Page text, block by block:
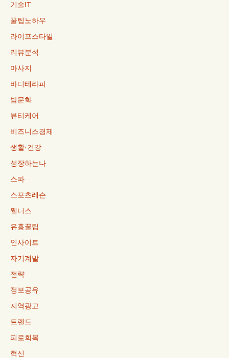
기술IT
꿀팁노하우
라이프스타일
리뷰분석
마사지
바디테라피
밤문화
뷰티케어
비즈니스경제
생활·건강
성장하는나
스파
스포츠레슨
웰니스
유흥꿀팁
인사이트
자기계발
전략
정보공유
지역광고
트렌드
피로회복
혁신